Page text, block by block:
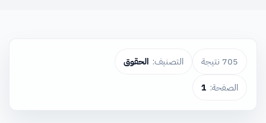
705 نتيجة التصنيف: الحقوق
الصفحة: 1